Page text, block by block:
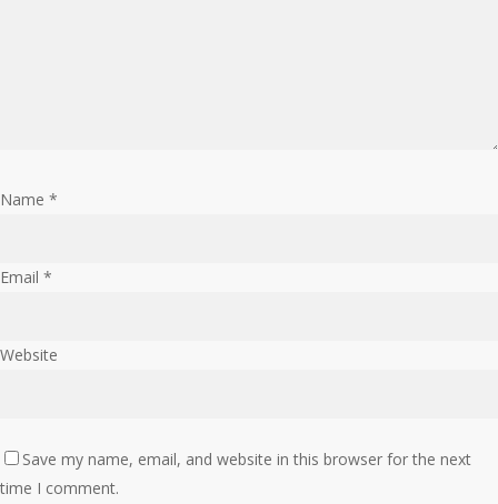
Name *
Email *
Website
Save my name, email, and website in this browser for the next
time I comment.